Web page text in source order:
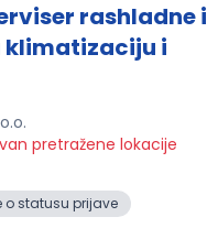
rashladne i
klimatizaciju i
pretražene lokacije
o statusu prijave